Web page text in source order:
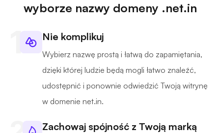
wyborze nazwy domeny .net.in
Nie komplikuj
Wybierz nazwę prostą i łatwą do zapamiętania,
dzięki której ludzie będą mogli łatwo znaleźć,
udostępnić i ponownie odwiedzić Twoją witrynę
w domenie net.in.
Zachowaj spójność z Twoją marką